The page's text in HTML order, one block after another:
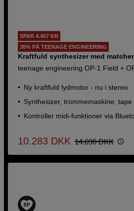
SPAR 4.407 KR
30% PÅ TEENAGE ENGINEERING
Kraftfuld synthesizer med
teenage engineering OP-1 Field +
Ny kraftfuld lydmotor - nu i stereo
Synthesizer, trommemaskine,
Kontroller midi-funktioner via
10.283 DKK 14.690 DKK